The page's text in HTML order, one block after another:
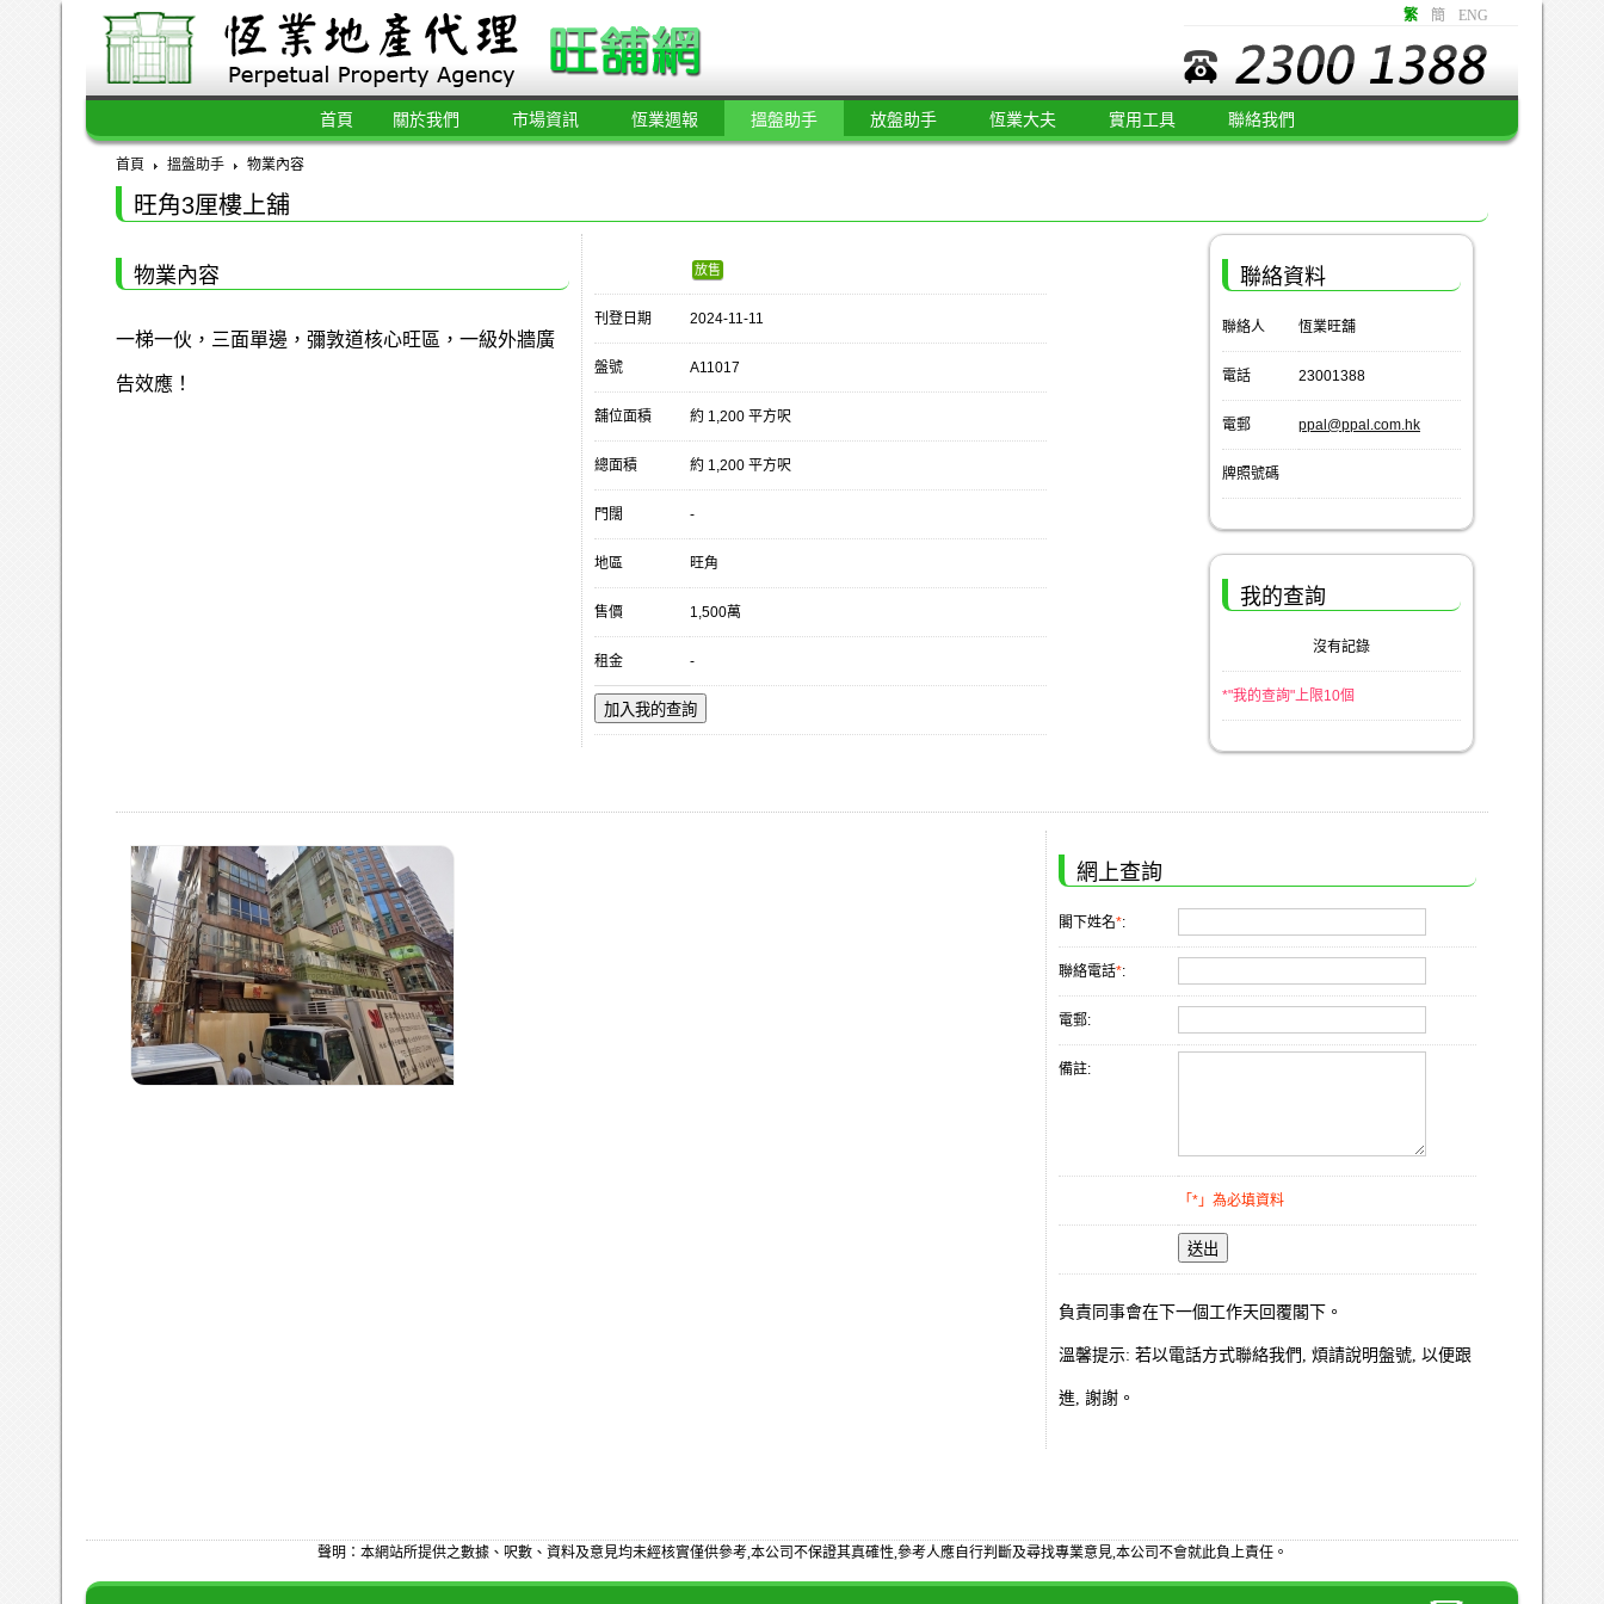
繁 簡 ENG
首頁 關於我們 市場資訊 恆業週報 搵盤助手 放盤助手 恆業大夫 實用工具 聯絡我們
首頁 搵盤助手 物業內容
旺角3厘樓上舖
物業內容
一梯一伙，三面單邊，彌敦道核心旺區，一級外牆廣
告效應！
放售
刊登日期 2024-11-11
盤號 A11017
舖位面積 約 1,200 平方呎
總面積 約 1,200 平方呎
門闊 -
地區 旺角
售價 1,500萬
租金 -
加入我的查詢
聯絡資料
聯絡人 恆業旺舖
電話 23001388
電郵 ppal@ppal.com.hk
牌照號碼
我的查詢
沒有記錄
*"我的查詢"上限10個
網上查詢
閣下姓名*:
聯絡電話*:
電郵:
備註:
「*」為必填資料
送出
負責同事會在下一個工作天回覆閣下。
溫馨提示: 若以電話方式聯絡我們, 煩請說明盤號, 以便跟
進, 謝謝。
聲明：本網站所提供之數據、呎數、資料及意見均未經核實僅供參考,本公司不保證其真確性,參考人應自行判斷及尋找專業意見,本公司不會就此負上責任。